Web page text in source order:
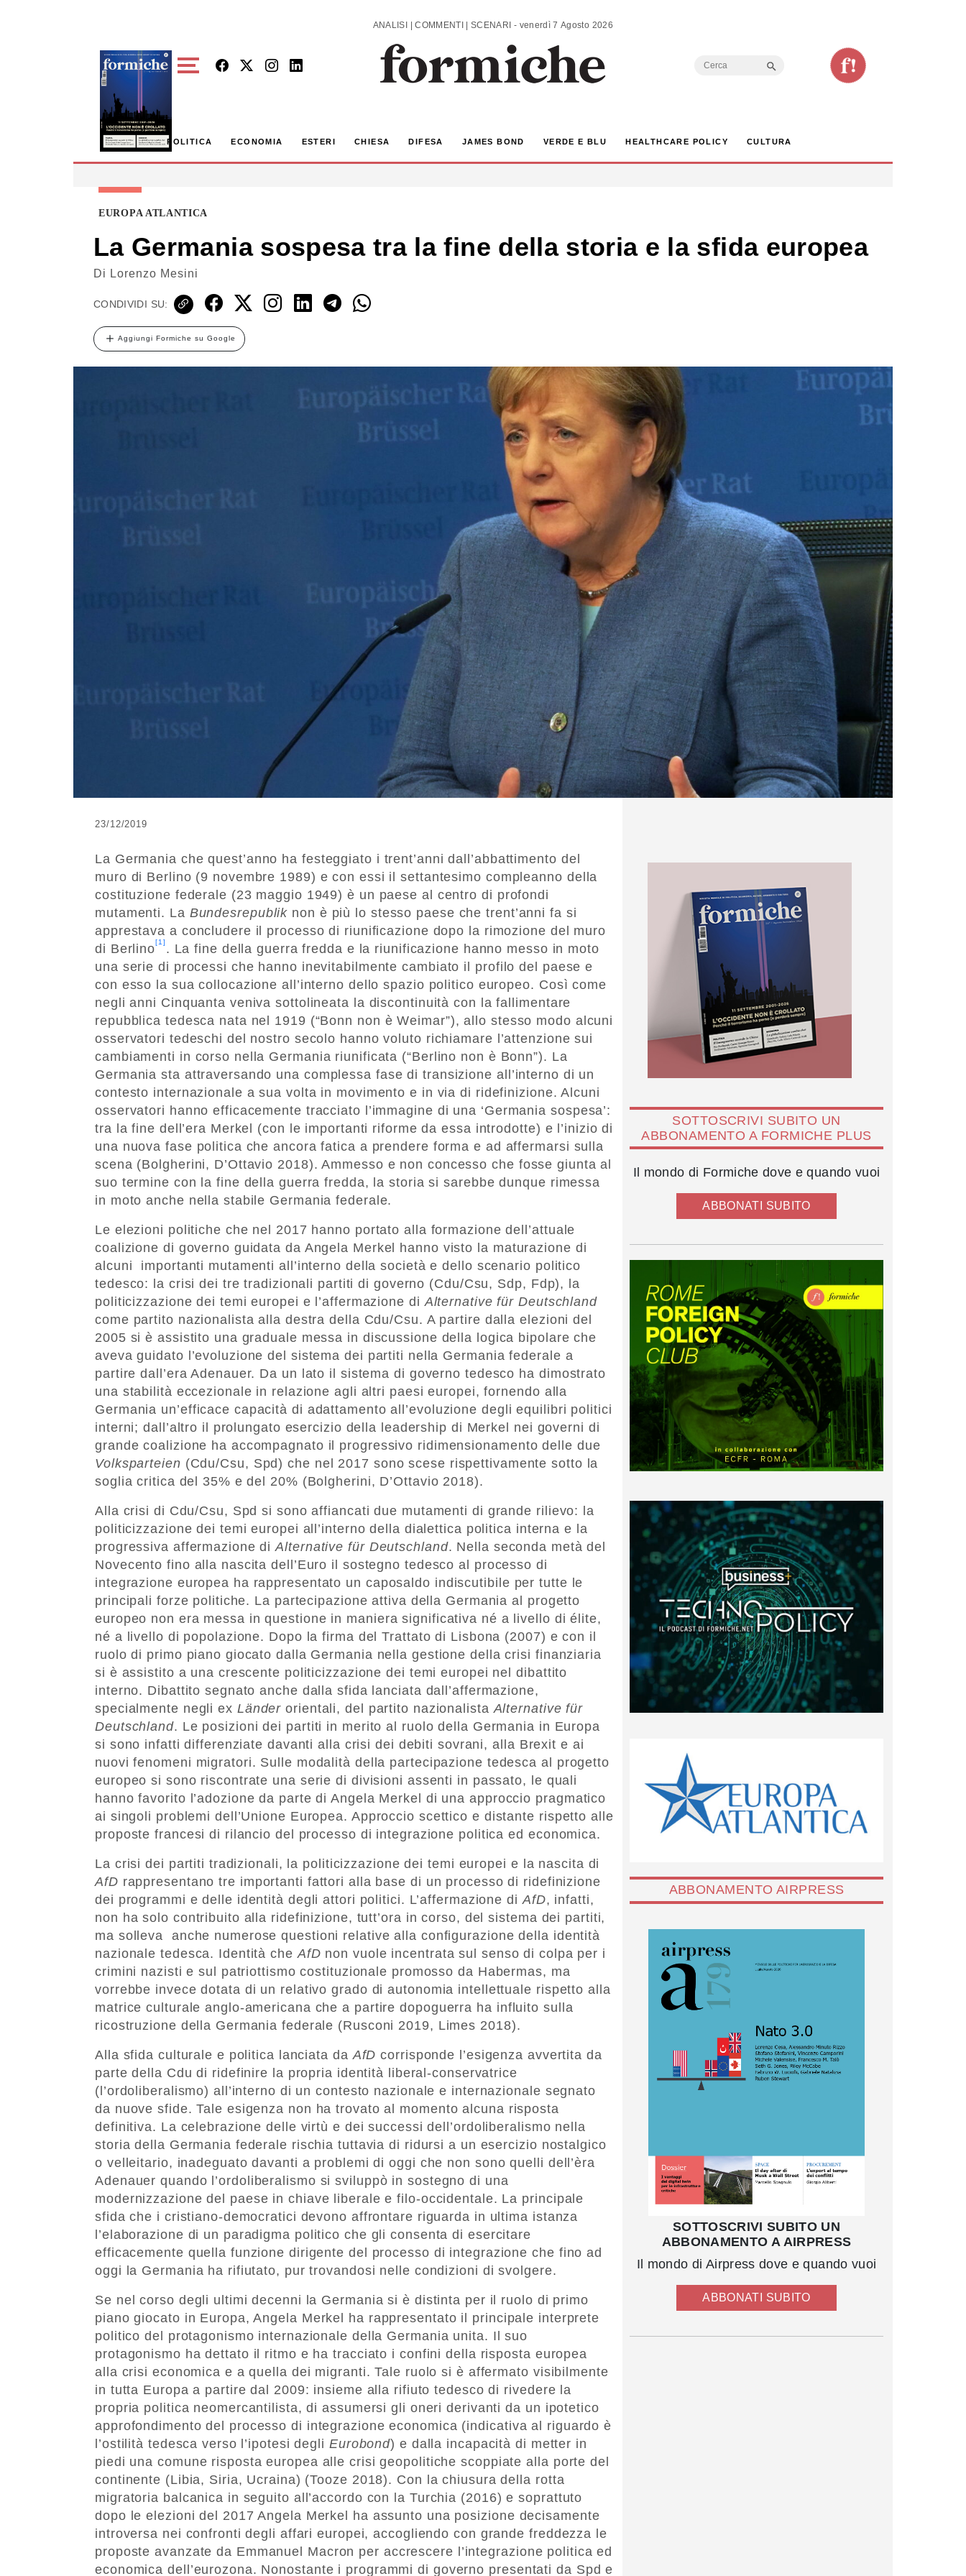
ANALISI | COMMENTI | SCENARI - venerdì 7 Agosto 2026
Search
POLITICA ECONOMIA ESTERI CHIESA DIFESA JAMES BOND VERDE E BLU HEALTHCARE POLICY CULTURA
EUROPA ATLANTICA
La Germania sospesa tra la fine della storia e la sfida europea
Di Lorenzo Mesini
CONDIVIDI SU:
Aggiungi Formiche su Google
23/12/2019
La Germania che quest’anno ha festeggiato i trent’anni dall’abbattimento del
muro di Berlino (9 novembre 1989) e con essi il settantesimo compleanno della
costituzione federale (23 maggio 1949) è un paese al centro di profondi
mutamenti. La Bundesrepublik non è più lo stesso paese che trent’anni fa si
apprestava a concludere il processo di riunificazione dopo la rimozione del muro
di Berlino[1] . La fine della guerra fredda e la riunificazione hanno messo in moto
una serie di processi che hanno inevitabilmente cambiato il profilo del paese e
con esso la sua collocazione all’interno dello spazio politico europeo. Così come
negli anni Cinquanta veniva sottolineata la discontinuità con la fallimentare
repubblica tedesca nata nel 1919 (“Bonn non è Weimar”), allo stesso modo alcuni
osservatori tedeschi del nostro secolo hanno voluto richiamare l’attenzione sui
cambiamenti in corso nella Germania riunificata (“Berlino non è Bonn”). La
Germania sta attraversando una complessa fase di transizione all’interno di un
contesto internazionale a sua volta in movimento e in via di ridefinizione. Alcuni
osservatori hanno efficacemente tracciato l’immagine di una ‘Germania sospesa’:
tra la fine dell’era Merkel (con le importanti riforme da essa introdotte) e l’inizio di
una nuova fase politica che ancora fatica a prendere forma e ad affermarsi sulla
scena (Bolgherini, D’Ottavio 2018). Ammesso e non concesso che fosse giunta al
suo termine con la fine della guerra fredda, la storia si sarebbe dunque rimessa
in moto anche nella stabile Germania federale.
Le elezioni politiche che nel 2017 hanno portato alla formazione dell’attuale
coalizione di governo guidata da Angela Merkel hanno visto la maturazione di
alcuni importanti mutamenti all’interno della società e dello scenario politico
tedesco: la crisi dei tre tradizionali partiti di governo (Cdu/Csu, Sdp, Fdp), la
politicizzazione dei temi europei e l’affermazione di Alternative für Deutschland
come partito nazionalista alla destra della Cdu/Csu. A partire dalla elezioni del
2005 si è assistito una graduale messa in discussione della logica bipolare che
aveva guidato l’evoluzione del sistema dei partiti nella Germania federale a
partire dall’era Adenauer. Da un lato il sistema di governo tedesco ha dimostrato
una stabilità eccezionale in relazione agli altri paesi europei, fornendo alla
Germania un’efficace capacità di adattamento all’evoluzione degli equilibri politici
interni; dall’altro il prolungato esercizio della leadership di Merkel nei governi di
grande coalizione ha accompagnato il progressivo ridimensionamento delle due
Volksparteien (Cdu/Csu, Spd) che nel 2017 sono scese rispettivamente sotto la
soglia critica del 35% e del 20% (Bolgherini, D’Ottavio 2018).
Alla crisi di Cdu/Csu, Spd si sono affiancati due mutamenti di grande rilievo: la
politicizzazione dei temi europei all’interno della dialettica politica interna e la
progressiva affermazione diAlternative für Deutschland. Nella seconda metà del
Novecento fino alla nascita dell’Euro il sostegno tedesco al processo di
integrazione europea ha rappresentato un caposaldo indiscutibile per tutte le
principali forze politiche. La partecipazione attiva della Germania al progetto
europeo non era messa in questione in maniera significativa né a livello di élite,
né a livello di popolazione. Dopo la firma del Trattato di Lisbona (2007) e con il
ruolo di primo piano giocato dalla Germania nella gestione della crisi finanziaria
si è assistito a una crescente politicizzazione dei temi europei nel dibattito
interno. Dibattito segnato anche dalla sfida lanciata dall’affermazione,
specialmente negli ex Länderorientali, del partito nazionalista Alternative für
Deutschland. Le posizioni dei partiti in merito al ruolo della Germania in Europa
si sono infatti differenziate davanti alla crisi dei debiti sovrani, alla Brexit e ai
nuovi fenomeni migratori. Sulle modalità della partecipazione tedesca al progetto
europeo si sono riscontrate una serie di divisioni assenti in passato, le quali
hanno favorito l’adozione da parte di Angela Merkel di una approccio pragmatico
ai singoli problemi dell’Unione Europea. Approccio scettico e distante rispetto alle
proposte francesi di rilancio del processo di integrazione politica ed economica.
La crisi dei partiti tradizionali, la politicizzazione dei temi europei e la nascita di
AfD rappresentano tre importanti fattori alla base di un processo di ridefinizione
dei programmi e delle identità degli attori politici. L’affermazione di AfD, infatti,
non ha solo contribuito alla ridefinizione, tutt’ora in corso, del sistema dei partiti,
ma solleva anche numerose questioni relative alla configurazione della identità
nazionale tedesca. Identità che AfD non vuole incentrata sul senso di colpa per i
crimini nazisti e sul patriottismo costituzionale promosso da Habermas, ma
vorrebbe invece dotata di un relativo grado di autonomia intellettuale rispetto alla
matrice culturale anglo-americana che a partire dopoguerra ha influito sulla
ricostruzione della Germania federale (Rusconi 2019, Limes 2018).
Alla sfida culturale e politica lanciata da AfD corrisponde l’esigenza avvertita da
parte della Cdu di ridefinire la propria identità liberal-conservatrice
(l’ordoliberalismo) all’interno di un contesto nazionale e internazionale segnato
da nuove sfide. Tale esigenza non ha trovato al momento alcuna risposta
definitiva. La celebrazione delle virtù e dei successi dell’ordoliberalismo nella
storia della Germania federale rischia tuttavia di ridursi a un esercizio nostalgico
o velleitario, inadeguato davanti a problemi di oggi che non sono quelli dell’èra
Adenauer quando l’ordoliberalismo si sviluppò in sostegno di una
modernizzazione del paese in chiave liberale e filo-occidentale. La principale
sfida che i cristiano-democratici devono affrontare riguarda in ultima istanza
l’elaborazione di un paradigma politico che gli consenta di esercitare
efficacemente quella funzione dirigente del processo di integrazione che fino ad
oggi la Germania ha rifiutato, pur trovandosi nelle condizioni di svolgere.
Se nel corso degli ultimi decenni la Germania si è distinta per il ruolo di primo
piano giocato in Europa, Angela Merkel ha rappresentato il principale interprete
politico del protagonismo internazionale della Germania unita. Il suo
protagonismo ha dettato il ritmo e ha tracciato i confini della risposta europea
alla crisi economica e a quella dei migranti. Tale ruolo si è affermato visibilmente
in tutta Europa a partire dal 2009: insieme alla rifiuto tedesco di rivedere la
propria politica neomercantilista, di assumersi gli oneri derivanti da un ipotetico
approfondimento del processo di integrazione economica (indicativa al riguardo è
l’ostilità tedesca verso l’ipotesi degli Eurobond) e dalla incapacità di metter in
piedi una comune risposta europea alle crisi geopolitiche scoppiate alla porte del
continente (Libia, Siria, Ucraina) (Tooze 2018). Con la chiusura della rotta
migratoria balcanica in seguito all’accordo con la Turchia (2016) e soprattuto
dopo le elezioni del 2017 Angela Merkel ha assunto una posizione decisamente
introversa nei confronti degli affari europei, accogliendo con grande freddezza le
proposte avanzate da Emmanuel Macron per accrescere l’integrazione politica ed
economica dell’eurozona. Nonostante i programmi di governo presentati da Spd e
SOTTOSCRIVI SUBITO UN
ABBONAMENTO A FORMICHE PLUS
Il mondo di Formiche dove e quando vuoi
ABBONATI SUBITO
ABBONAMENTO AIRPRESS
SOTTOSCRIVI SUBITO UN
ABBONAMENTO A AIRPRESS
Il mondo di Airpress dove e quando vuoi
ABBONATI SUBITO